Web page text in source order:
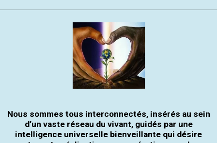
Nous sommes tous interconnectés, insérés au sein
d’un vaste réseau du vivant, guidés par une
intelligence universelle bienveillante qui désire